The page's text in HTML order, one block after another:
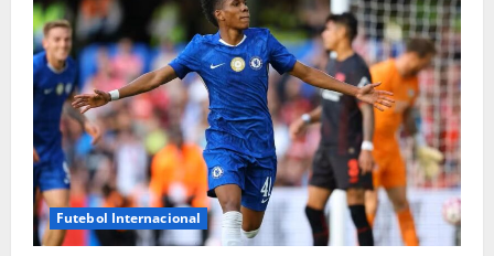
Futebol Internacional